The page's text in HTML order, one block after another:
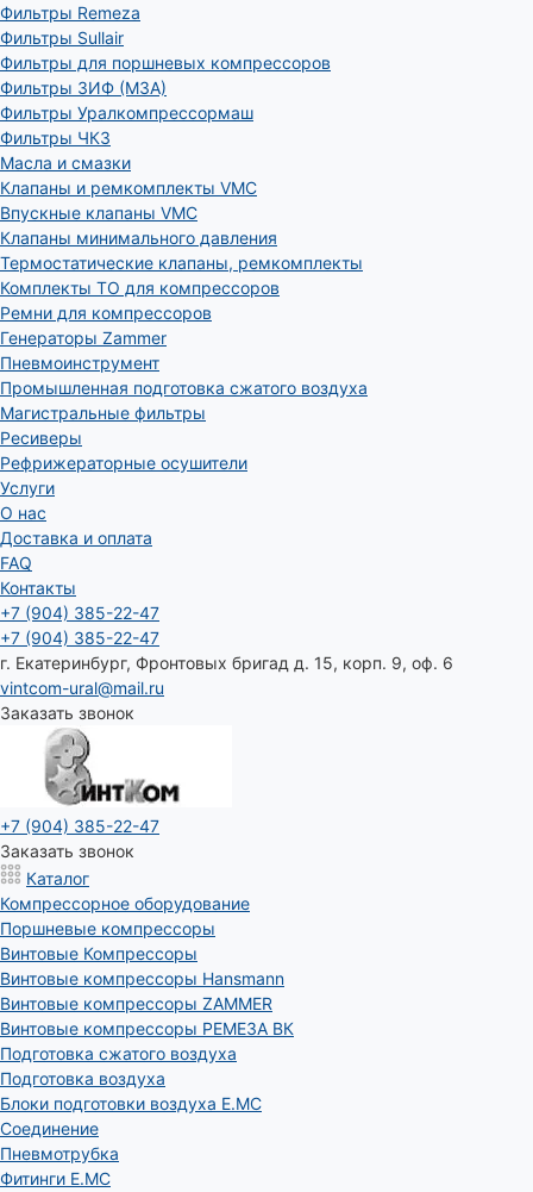
Фильтры Remeza
Фильтры Sullair
Фильтры для поршневых компрессоров
Фильтры ЗИФ (МЗА)
Фильтры Уралкомпрессормаш
Фильтры ЧКЗ
Масла и смазки
Клапаны и ремкомплекты VMC
Впускные клапаны VMC
Клапаны минимального давления
Термостатические клапаны, ремкомплекты
Комплекты ТО для компрессоров
Ремни для компрессоров
Генераторы Zammer
Пневмоинструмент
Промышленная подготовка сжатого воздуха
Магистральные фильтры
Ресиверы
Рефрижераторные осушители
Услуги
О нас
Доставка и оплата
FAQ
Контакты
+7 (904) 385-22-47
+7 (904) 385-22-47
г. Екатеринбург, Фронтовых бригад д. 15, корп. 9, оф. 6
vintcom-ural@mail.ru
Заказать звонок
+7 (904) 385-22-47
Заказать звонок
Каталог
Компрессорное оборудование
Поршневые компрессоры
Винтовые Компрессоры
Винтовые компрессоры Hansmann
Винтовые компрессоры ZAMMER
Винтовые компрессоры РЕМЕЗА ВК
Подготовка сжатого воздуха
Подготовка воздуха
Блоки подготовки воздуха E.MC
Соединение
Пневмотрубка
Фитинги E.MC